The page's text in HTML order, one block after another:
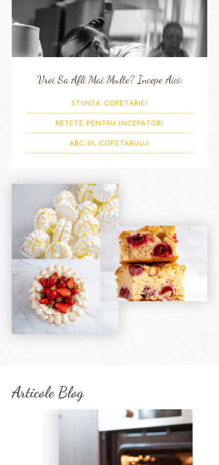
Vrei Sa Afli Mai Multe? Incepe Aici:
STIINTA COFETARIEI
RETETE PENTRU INCEPATORI
ABC-UL COFETARULUI
Articole Blog